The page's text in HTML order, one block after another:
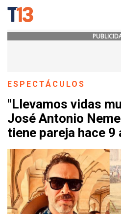
ESPECTÁCULOS
"Llevamos vidas
José Antonio
tiene pareja hace 9